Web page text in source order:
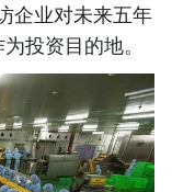
企业对未来五年
投资目的地。